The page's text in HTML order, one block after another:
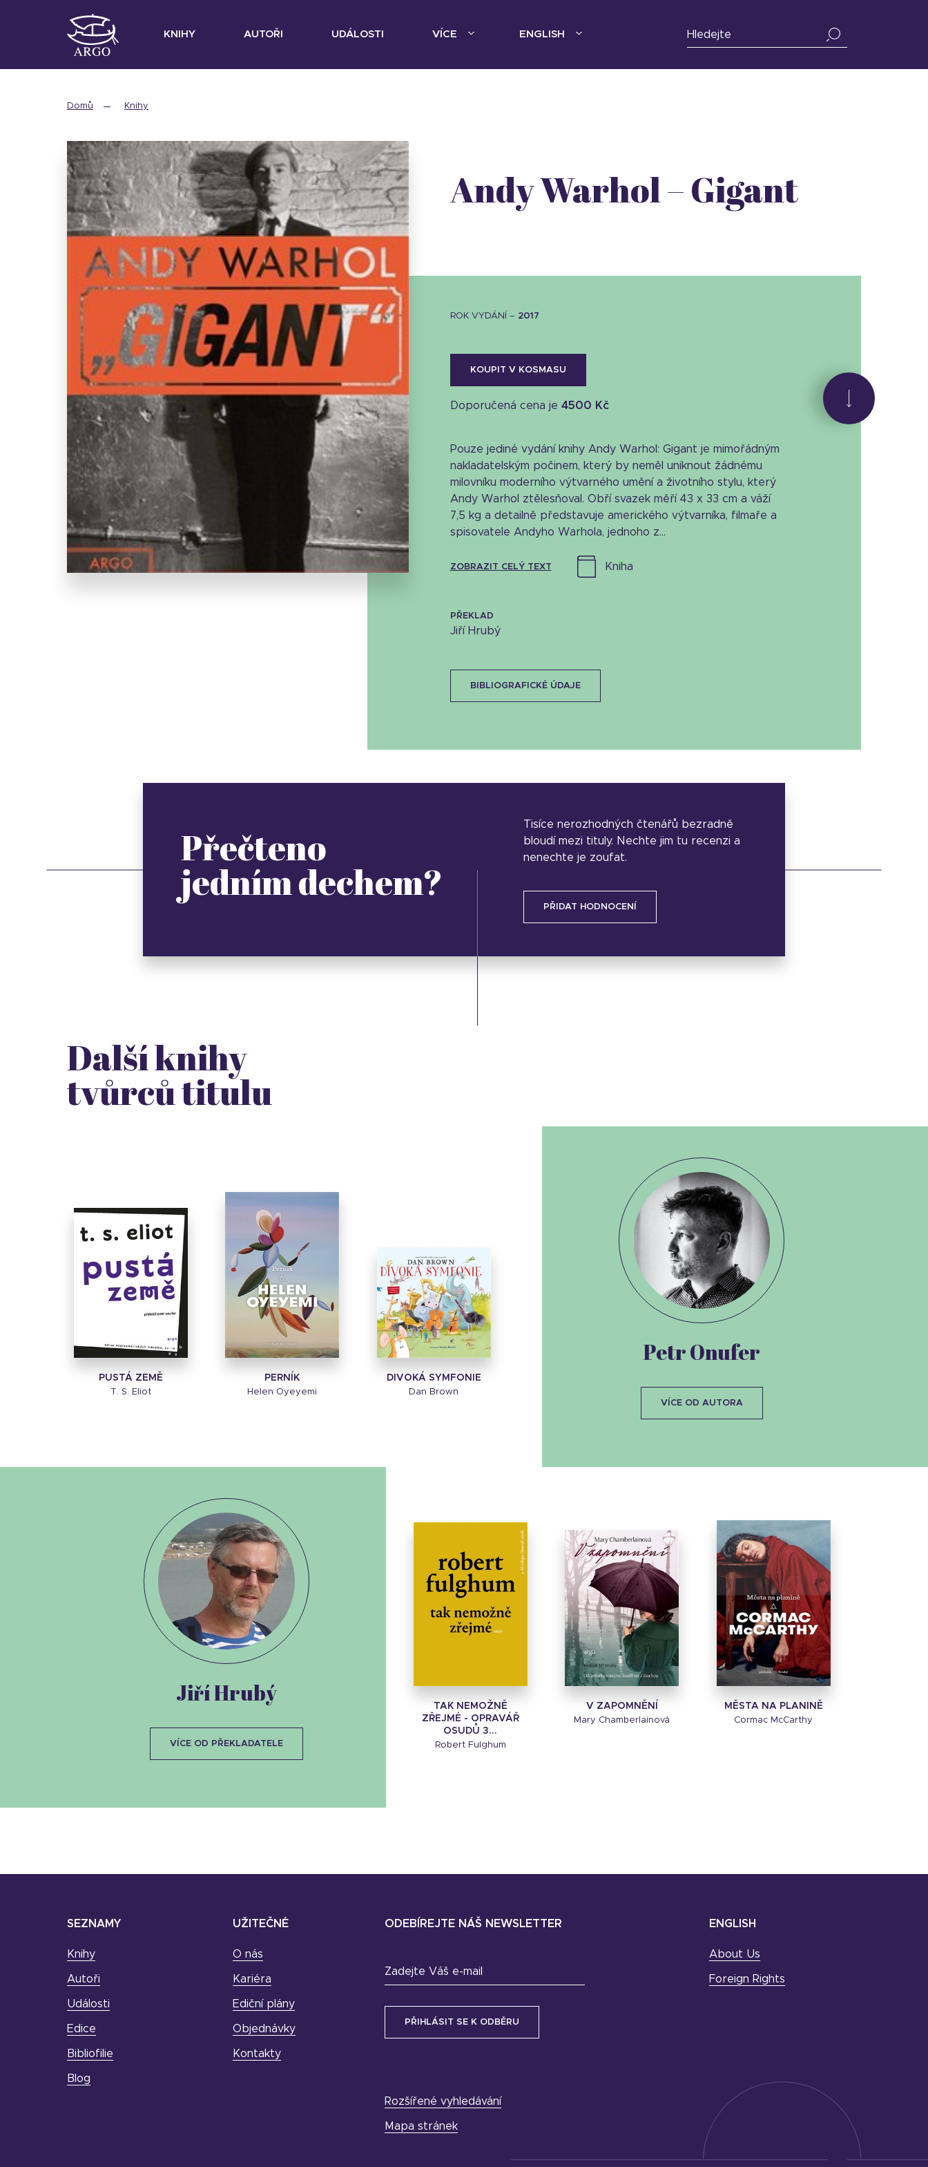
KNIHY AUTOŘI UDÁLOSTI VÍCE ENGLISH
Domů Knihy
Stáhnout obálku
Andy Warhol – Gigant
ROK VYDÁNÍ – 2017
KOUPIT V KOSMASU
Doporučená cena je 4500 Kč
Pouze jediné vydání knihy Andy Warhol: Gigant je mimořádným
nakladatelským počinem, který by neměl uniknout žádnému
milovníku moderního výtvarného umění a životního stylu, který
Andy Warhol ztělesňoval. Obří svazek měří 43 x 33 cm a váží
7,5 kg a detailně představuje amerického výtvarníka, filmaře a
spisovatele Andyho Warhola, jednoho z...
ZOBRAZIT CELÝ TEXT kniha
PŘEKLAD
Jiří Hrubý
BIBLIOGRAFICKÉ ÚDAJE
Přečteno
jedním dechem?
Tisíce nerozhodných čtenářů bezradně
bloudí mezi tituly. Nechte jim tu recenzi a
nenechte je zoufat.
PŘIDAT HODNOCENÍ
Další knihy
tvůrců titulu
PUSTÁ ZEMĚ
T. S. Eliot
PERNÍK
Helen Oyeyemi
DIVOKÁ SYMFONIE
Dan Brown
Petr Onufer
VÍCE OD AUTORA
TAK NEMOŽNĚ
ZŘEJMÉ - OPRAVÁŘ
OSUDŮ 3...
Robert Fulghum
V ZAPOMNĚNÍ
Mary Chamberlainová
MĚSTA NA PLANINĚ
Cormac McCarthy
Jiří Hrubý
VÍCE OD PŘEKLADATELE
SEZNAMY
Knihy
Autoři
Události
Edice
Bibliofilie
Blog
UŽITEČNÉ
O nás
Kariéra
Ediční plány
Objednávky
Kontakty
ODEBÍREJTE NÁŠ NEWSLETTER
Zadejte Váš e-mail
Rozšířené vyhledávání
Mapa stránek
ENGLISH
About Us
Foreign Rights